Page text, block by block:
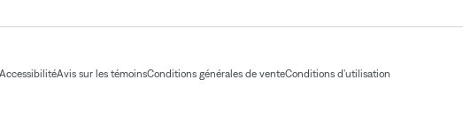
AccessibilitéAvis sur les témoinsConditions générales de venteConditions d'utilisation